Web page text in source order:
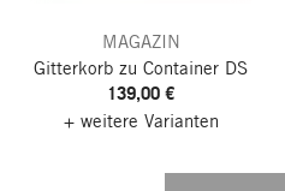
MAGAZIN
Gitterkorb zu Container DS
139,00 €
+ weitere Varianten